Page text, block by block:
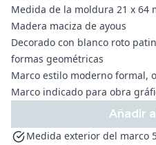
Medida de la moldura 21 x 64
Madera maciza de ayous
Decorado con blanco roto
formas geométricas
Marco estilo moderno formal,
Marco indicado para obra
Añadir
Medida exterior del marco